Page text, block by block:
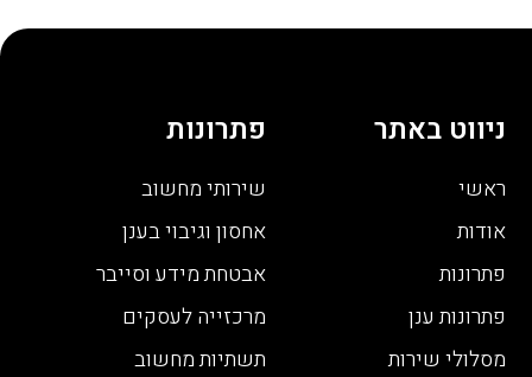
ניווט באתר
ראשי
אודות
פתרונות
פתרונות ענן
מסלולי שירות
פתרונות
שירותי מחשוב
אחסון וגיבוי בענן
אבטחת מידע וסייבר
מרכזייה לעסקים
תשתיות מחשוב